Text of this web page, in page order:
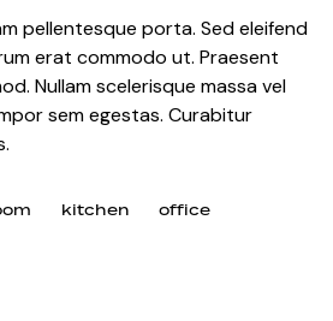
pellentesque porta. Sed eleifend
erat commodo ut. Praesent
Nullam scelerisque massa vel
sem egestas. Curabitur
kitchen office